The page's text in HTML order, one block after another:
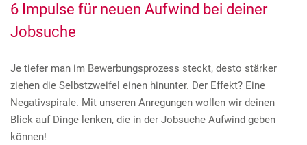
6 Impulse für neuen Aufwind bei deiner
Jobsuche
Je tiefer man im Bewerbungsprozess steckt, desto stärker
ziehen die Selbstzweifel einen hinunter. Der Effekt? Eine
Negativspirale. Mit unseren Anregungen wollen wir deinen
Blick auf Dinge lenken, die in der Jobsuche Aufwind geben
können!